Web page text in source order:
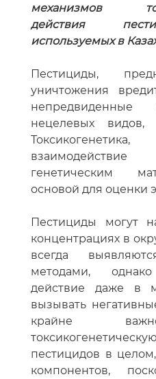
механизмов
действия
используемых в
Пестициды,
уничтожения
непредвиденные
нецелевых видов,
генетическим
основой для оценки
Пестициды могут
концентрациях в
всегда
методами,
действие даже в
вызывать
крайне
пестицидов в
компонентов,